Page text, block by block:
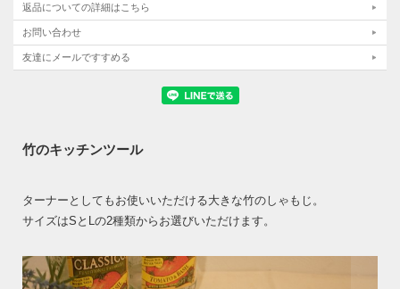
返品についての詳細はこちら
お問い合わせ
友達にメールですすめる
竹のキッチンツール
ターナーとしてもお使いいただける大きな竹のしゃもじ。
サイズはSとLの2種類からお選びいただけます。